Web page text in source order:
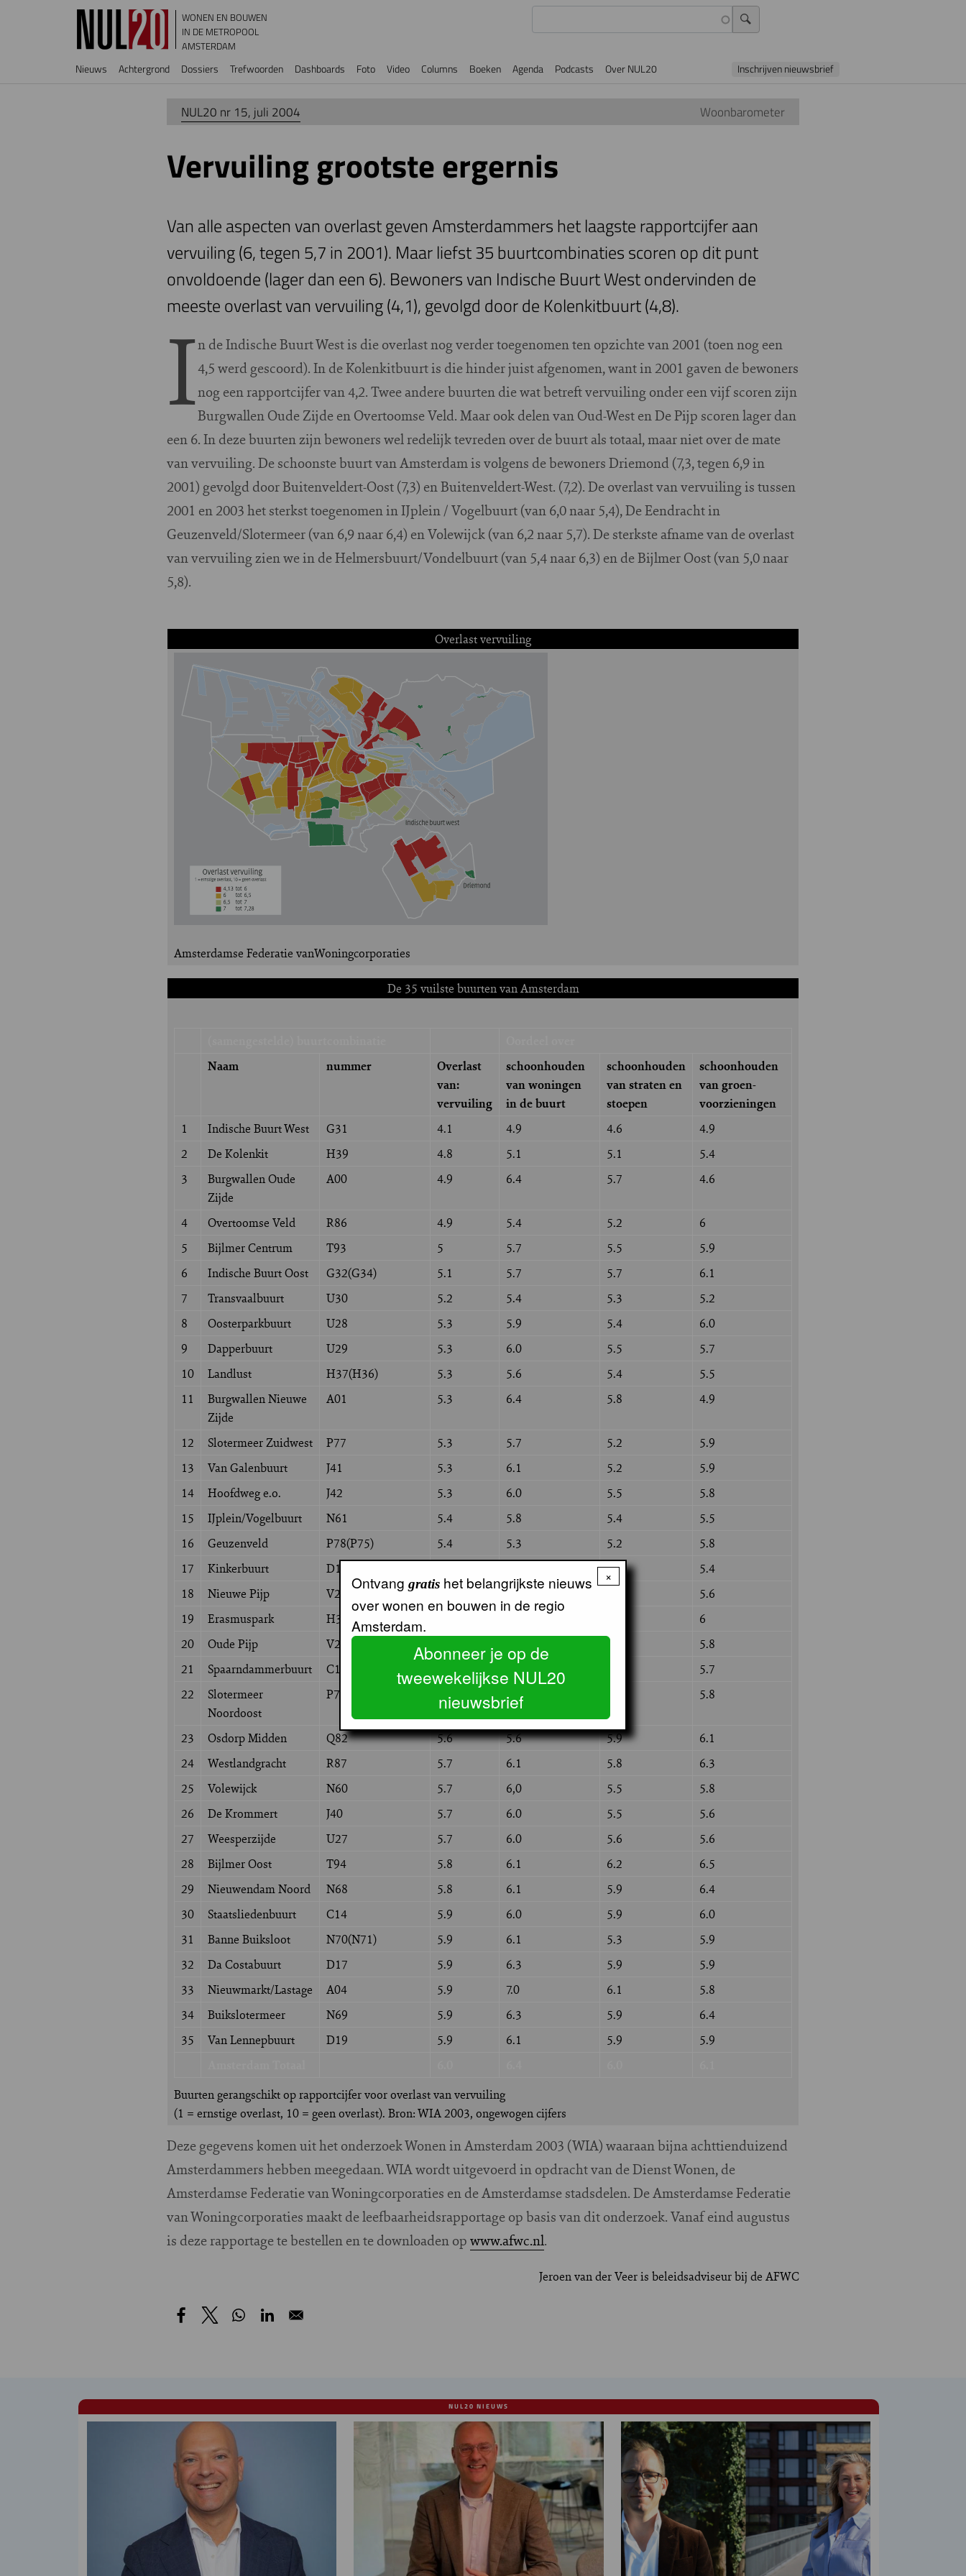
Overslaan en naar de inhoud gaan
WONEN EN BOUWEN
IN DE METROPOOL
AMSTERDAM
Hoofdnavigatie
Nieuws Achtergrond Dossiers Trefwoorden Dashboards Foto Video Columns Boeken Agenda Podcasts Over NUL20 Inschrijven nieuwsbrief
NUL20 nr 15, juli 2004 Woonbarometer
Vervuiling grootste ergernis
Van alle aspecten van overlast geven Amsterdammers het laagste rapportcijfer aan
vervuiling (6, tegen 5,7 in 2001). Maar liefst 35 buurtcombinaties scoren op dit punt
onvoldoende (lager dan een 6). Bewoners van Indische Buurt West ondervinden de
meeste overlast van vervuiling (4,1), gevolgd door de Kolenkitbuurt (4,8).
In de Indische Buurt West is die overlast nog verder toegenomen ten opzichte van 2001 (toen nog een
4,5 werd gescoord). In de Kolenkitbuurt is die hinder juist afgenomen, want in 2001 gaven de bewoners
nog een rapportcijfer van 4,2. Twee andere buurten die wat betreft vervuiling onder een vijf scoren zijn
Burgwallen Oude Zijde en Overtoomse Veld. Maar ook delen van Oud-West en De Pijp scoren lager dan
een 6. In deze buurten zijn bewoners wel redelijk tevreden over de buurt als totaal, maar niet over de mate
van vervuiling. De schoonste buurt van Amsterdam is volgens de bewoners Driemond (7,3, tegen 6,9 in
2001) gevolgd door Buitenveldert-Oost (7,3) en Buitenveldert-West. (7,2). De overlast van vervuiling is tussen
2001 en 2003 het sterkst toegenomen in IJplein / Vogelbuurt (van 6,0 naar 5,4), De Eendracht in
Geuzenveld/Slotermeer (van 6,9 naar 6,4) en Volewijck (van 6,2 naar 5,7). De sterkste afname van de overlast
van vervuiling zien we in de Helmersbuurt/Vondelbuurt (van 5,4 naar 6,3) en de Bijlmer Oost (van 5,0 naar
5,8).
Overlast vervuiling
Amsterdamse Federatie vanWoningcorporaties
De 35 vuilste buurten van Amsterdam
Naam
nummer
Overlast
van:
vervuiling
schoonhouden
van woningen
in de buurt
schoonhouden
van straten en
stoepen
schoonhouden
van groen-
voorzieningen
1 Indische Buurt West G31 4.1 4.9 4.6
4.9
2
De Kolenkit H39 4.8 5.1 5.1
5.4
3
Burgwallen Oude
Zijde
A00 4.9 6.4 5.7 4.6
4 Overtoomse Veld R86 4.9 5.4 5.2
6
5
Bijlmer Centrum T93 5 5.7 5.5
5.9
6
Indische Buurt Oost G32(G34) 5.1 5.7 5.7
6.1
7
Transvaalbuurt U30 5.2 5.4 5.3
5.2
8
Oosterparkbuurt U28 5.3 5.9 5.4
6.0
9
Dapperbuurt U29 5.3 6.0 5.5
5.7
10
Landlust H37(H36) 5.3 5.6 5.4
5.5
11
Burgwallen Nieuwe
Zijde
A01 5.3 6.4 5.8 4.9
12 Slotermeer Zuidwest P77 5.3 5.7 5.2
5.9
13
Van Galenbuurt J41 5.3 6.1 5.2
5.9
14
Hoofdweg e.o. J42 5.3 6.0 5.5
5.8
15
IJplein/Vogelbuurt N61 5.4 5.8 5.4
5.5
16
Geuzenveld P78(P75) 5.4 5.3 5.2
5.8
17
Kinkerbuurt D18 5.6
5.4
18
Nieuwe Pijp V25 5.5 6.2
5.6
19
Erasmuspark H38
6
20
Oude Pijp V24 5.6
5.8
21
Spaarndammerbuurt C13(B10/B11/C12) 5.8
5.7
22
Slotermeer
Noordoost
P76 5.6 5.8 5.8
23 Osdorp Midden Q82 5.6 5.6 5.9
6.1
24
Westlandgracht R87 5.7 6.1 5.8
6.3
25
Volewijck N60 5.7 6,0 5.5
5.8
26
De Krommert J40 5.7 6.0 5.5
5.6
27
Weesperzijde U27 5.7 6.0 5.6
5.6
28
Bijlmer Oost T94 5.8 6.1 6.2
6.5
29
Nieuwendam Noord N68 5.8 6.1 5.9
6.4
30
Staatsliedenbuurt C14 5.9 6.0 5.9
6.0
31
Banne Buiksloot N70(N71) 5.9 6.1 5.3
5.9
32
Da Costabuurt D17 5.9 6.3 5.9
5.9
33
Nieuwmarkt/Lastage A04 5.9 7.0 6.1
5.8
34
Buikslotermeer N69 5.9 6.3 5.9
6.4
35
Van Lennepbuurt D19 5.9 6.1 5.9 5.9
Buurten gerangschikt op rapportcijfer voor overlast van vervuiling
(1 = ernstige overlast, 10 = geen overlast). Bron: WIA 2003, ongewogen cijfers
Deze gegevens komen uit het onderzoek Wonen in Amsterdam 2003 (WIA) waaraan bijna achttienduizend
Amsterdammers hebben meegedaan. WIA wordt uitgevoerd in opdracht van de Dienst Wonen, de
Amsterdamse Federatie van Woningcorporaties en de Amsterdamse stadsdelen. De Amsterdamse Federatie
van Woningcorporaties maakt de leefbaarheidsrapportage op basis van dit onderzoek. Vanaf eind augustus
is deze rapportage te bestellen en te downloaden opwww.afwc.nl.
Jeroen van der Veer is beleidsadviseur bij de AFWC
NUL20 NIEUWS
×
Ontvang gratis het belangrijkste nieuws
over wonen en bouwen in de regio
Amsterdam.
Abonneer je op de
tweewekelijkse NUL20
nieuwsbrief